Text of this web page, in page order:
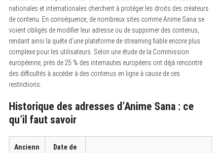
nationales et internationales cherchent à protéger les droits des créateurs
de contenu. En conséquence, de nombreux sites comme Anime Sana se
voient obligés de modifier leur adresse ou de supprimer des contenus,
rendant ainsi la quête d’une plateforme de streaming fiable encore plus
complexe pour les utilisateurs. Selon une étude de la Commission
européenne, près de 25 % des internautes européens ont déjà rencontré
des difficultés à accéder à des contenus en ligne à cause de ces
restrictions.
Historique des adresses d’Anime Sana : ce
qu’il faut savoir
Ancienn
Date de